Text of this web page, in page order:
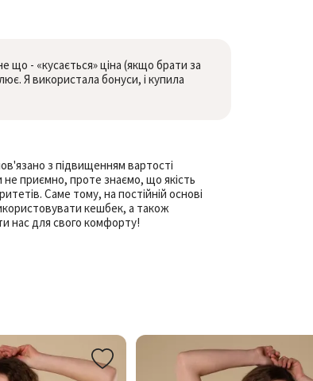
що - «кусається» ціна (якщо брати за
Я використала бонуси, і купила
з підвищенням вартості
приємно, проте знаємо, що якість
Саме тому, на постійній основі
кешбек, а також
нас для свого комфорту!